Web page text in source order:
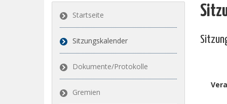
Startseite
Sitzungskalender
Dokumente/Protokolle
Gremien